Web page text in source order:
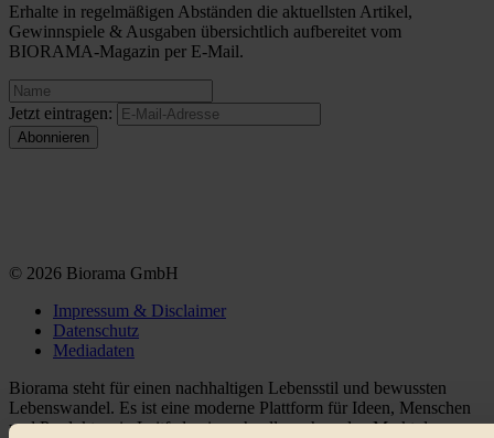
Erhalte in regelmäßigen Abständen die aktuellsten Artikel,
Gewinnspiele & Ausgaben übersichtlich aufbereitet vom
BIORAMA-Magazin per E-Mail.
Jetzt eintragen:
© 2026 Biorama GmbH
Impressum & Disclaimer
Datenschutz
Mediadaten
Biorama steht für einen nachhaltigen Lebensstil und bewussten
Lebenswandel. Es ist eine moderne Plattform für Ideen, Menschen
und Produkte, ein Leitfaden im schnell wachsenden Markt des